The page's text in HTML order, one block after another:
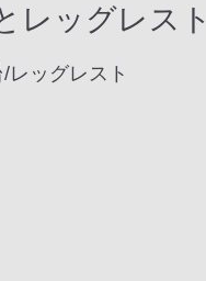
レッグレスト
レッグレスト